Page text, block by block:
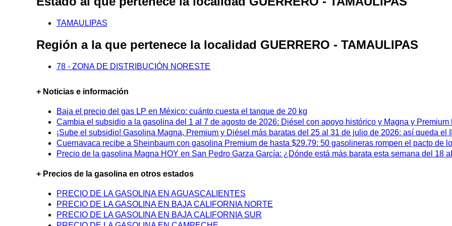
TAMAULIPAS
Región a la que pertenece la localidad GUERRERO - TAMAULIPAS
78 - ZONA DE DISTRIBUCIÓN NORESTE
+ Noticias e información
Baja el precio del gas LP en México: cuánto cuesta el tanque de 20 kg
Cambia el subsidio a la gasolina del 1 al 7 de agosto de 2026: Diésel con apoyo histórico y Magna y Premium
¡Sube el subsidio! Gasolina Magna, Premium y Diésel más baratas del 25 al 31 de julio de 2026: así queda el
Cuernavaca recibe a Sheinbaum con gasolina Premium de hasta $29.79: 50 gasolineras rompen el pacto de
Precio de la gasolina Magna HOY en San Pedro Garza García: ¿Dónde está más barata esta semana del 18
+ Precios de la gasolina en otros estados
PRECIO DE LA GASOLINA EN AGUASCALIENTES
PRECIO DE LA GASOLINA EN BAJA CALIFORNIA NORTE
PRECIO DE LA GASOLINA EN BAJA CALIFORNIA SUR